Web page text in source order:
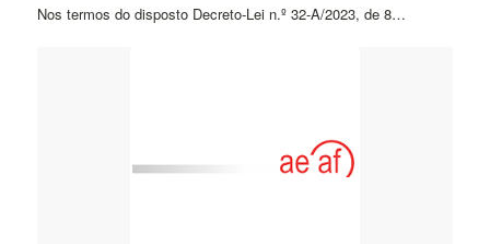
Nos termos do disposto Decreto-Lei n.º 32-A/2023, de 8…